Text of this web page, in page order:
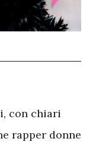
con chiari
rapper donne